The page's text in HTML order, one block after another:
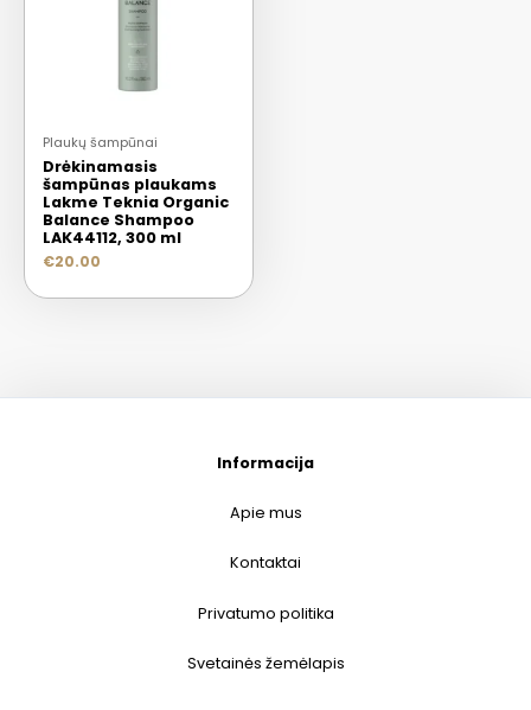
Plaukų šampūnai
Drėkinamasis
šampūnas plaukams
Lakme Teknia Organic
Balance Shampoo
LAK44112, 300 ml
€20.00
Informacija
Apie mus
Kontaktai
Privatumo politika
Svetainės žemėlapis